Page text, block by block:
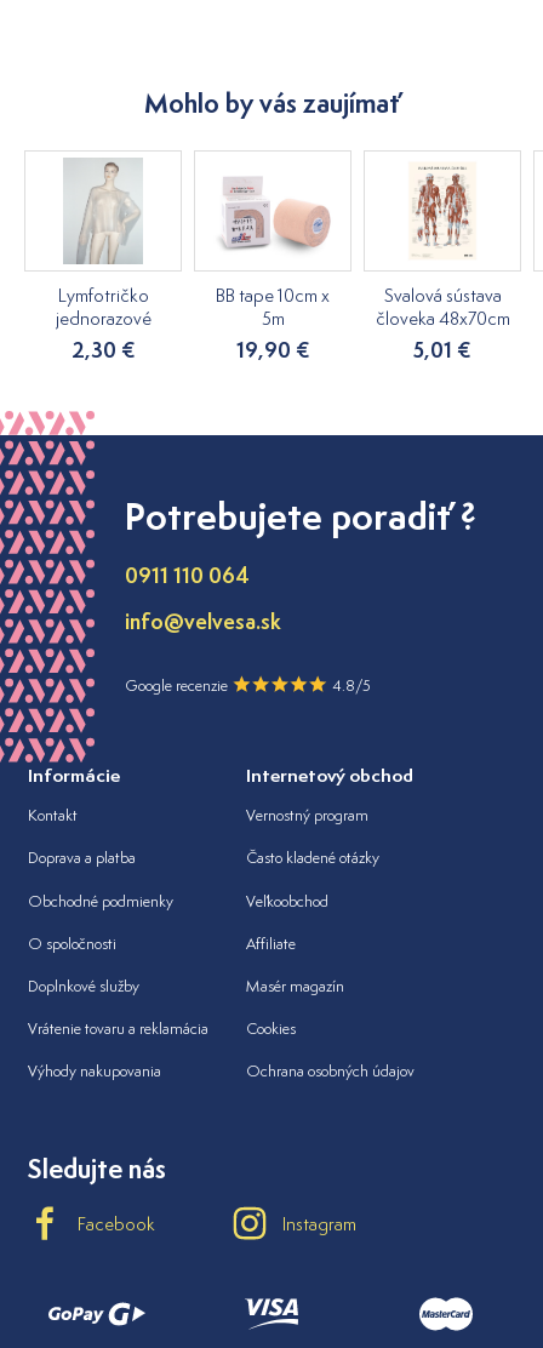
Mohlo by vás zaujímať
Lymfotričko
jednorazové
2,30 €
BB tape 10cm x
5m
19,90 €
Svalová sústava
človeka 48x70cm
5,01 €
Potrebujete poradiť ?
0911 110 064
info@velvesa.sk
Google recenzie 4.8/5
Informácie
Kontakt
Doprava a platba
Obchodné podmienky
O spoločnosti
Doplnkové služby
Vrátenie tovaru a reklamácia
Výhody nakupovania
Internetový obchod
Vernostný program
Často kladené otázky
Veľkoobchod
Affiliate
Masér magazín
Cookies
Ochrana osobných údajov
Sledujte nás
Facebook Instagram